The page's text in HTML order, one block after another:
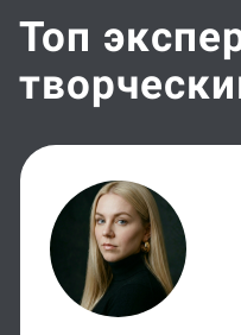
Топ